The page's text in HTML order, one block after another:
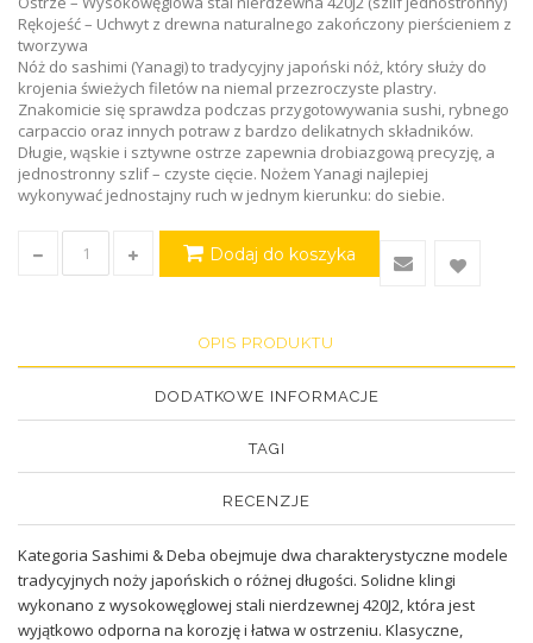
Rękojeść – Uchwyt z drewna naturalnego zakończony pierścieniem z
tworzywa
Nóż do sashimi (Yanagi) to tradycyjny japoński nóż, który służy do
krojenia świeżych filetów na niemal przezroczyste plastry.
Znakomicie się sprawdza podczas przygotowywania sushi, rybnego
carpaccio oraz innych potraw z bardzo delikatnych składników.
Długie, wąskie i sztywne ostrze zapewnia drobiazgową precyzję, a
jednostronny szlif – czyste cięcie. Nożem Yanagi najlepiej
wykonywać jednostajny ruch w jednym kierunku: do siebie.
Dodaj do koszyka
OPIS PRODUKTU
DODATKOWE INFORMACJE
TAGI
RECENZJE
Kategoria Sashimi & Deba obejmuje dwa charakterystyczne modele
tradycyjnych noży japońskich o różnej długości. Solidne klingi
wykonano z wysokowęglowej stali nierdzewnej 420J2, która jest
wyjątkowo odporna na korozję i łatwa w ostrzeniu. Klasyczne,